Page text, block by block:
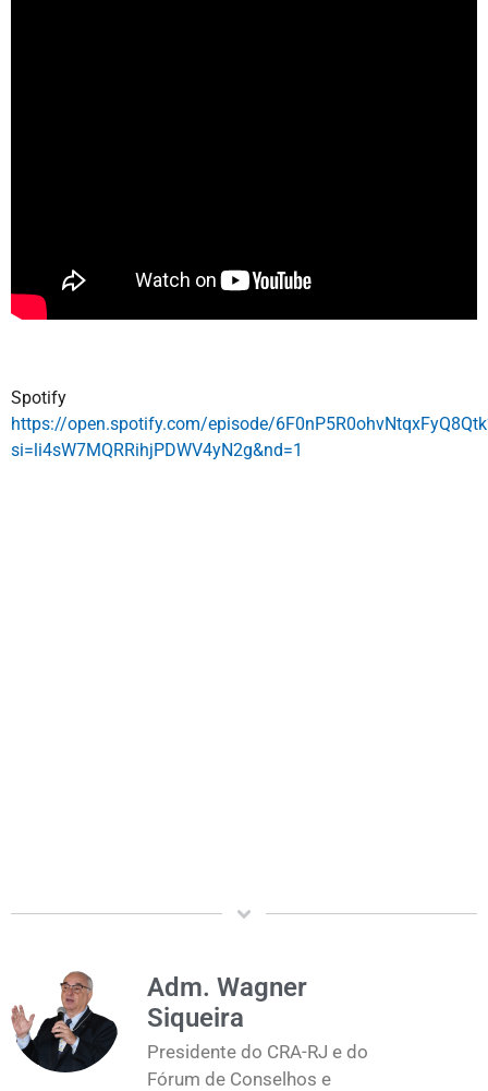
Spotify
https://open.spotify.com/episode/
si=li4sW7MQRRihjPDWV4yN2g&nd=1
Adm. Wagner
Siqueira
Presidente do CRA-RJ e do
Fórum de Conselhos e